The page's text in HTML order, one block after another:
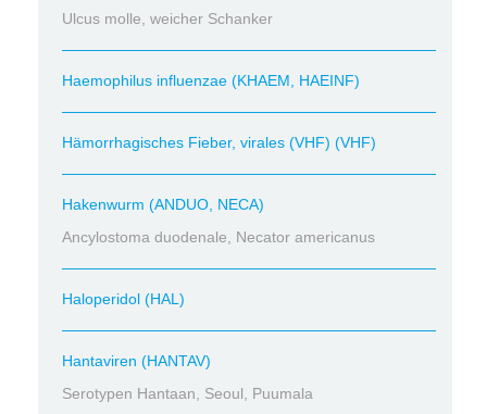
Ulcus molle, weicher Schanker
Haemophilus influenzae (KHAEM, HAEINF)
Hämorrhagisches Fieber, virales (VHF) (VHF)
Hakenwurm (ANDUO, NECA)
Ancylostoma duodenale, Necator americanus
Haloperidol (HAL)
Hantaviren (HANTAV)
Serotypen Hantaan, Seoul, Puumala